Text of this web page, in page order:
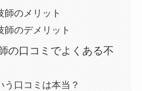
師のメリット
師のデメリット
の口コミでよくある不
う口コミは本当？